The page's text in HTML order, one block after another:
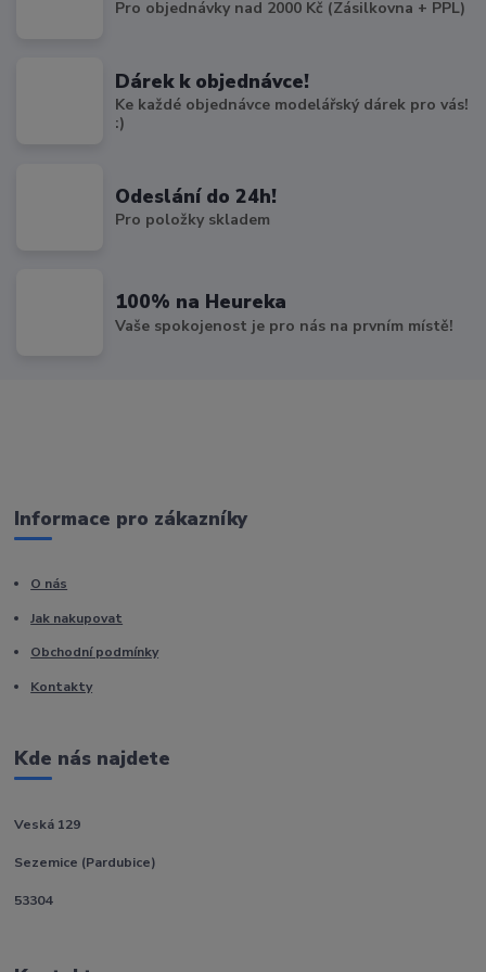
Pro objednávky nad 2000 Kč (Zásilkovna + PPL)
Dárek k objednávce!
Ke každé objednávce modelářský dárek pro vás!
:)
Odeslání do 24h!
Pro položky skladem
100% na Heureka
Vaše spokojenost je pro nás na prvním místě!
Informace pro zákazníky
O nás
Jak nakupovat
Obchodní podmínky
Kontakty
Kde nás najdete
Veská 129
Sezemice (Pardubice)
53304